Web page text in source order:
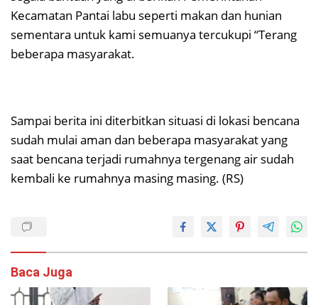
Kecamatan Pantai labu seperti makan dan hunian
sementara untuk kami semuanya tercukupi “Terang
beberapa masyarakat.
Sampai berita ini diterbitkan situasi di lokasi bencana
sudah mulai aman dan beberapa masyarakat yang
saat bencana terjadi rumahnya tergenang air sudah
kembali ke rumahnya masing masing. (RS)
Baca Juga